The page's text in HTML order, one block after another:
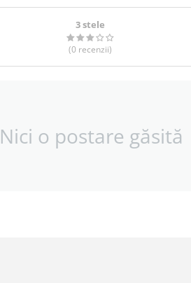
3 stele
(0 recenzii)
Nici o postare găsită